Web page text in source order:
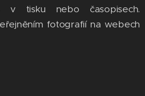
v tisku nebo časopisech.
fotografií na webech